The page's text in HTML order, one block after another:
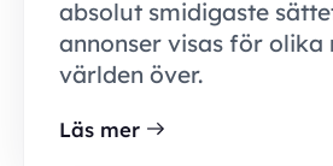
absolut smidigaste
annonser visas för
världen över.
Läs mer